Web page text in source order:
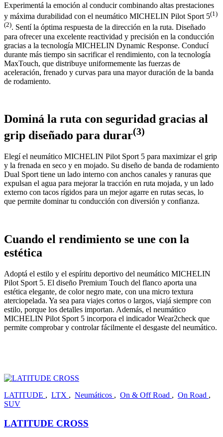
Experimentá la emoción al conducir combinando altas prestaciones
y máxima durabilidad con el neumático MICHELIN Pilot Sport 5(1)
(2). Sentí la óptima respuesta de la dirección en la ruta. Diseñado
para ofrecer una excelente reactividad y precisión en la conducción
gracias a la tecnología MICHELIN Dynamic Response. Conducí
durante más tiempo sin sacrificar el rendimiento, con la tecnología
MaxTouch, que distribuye uniformemente las fuerzas de
aceleración, frenado y curvas para una mayor duración de la banda
de rodamiento.
Dominá la ruta con seguridad gracias al
grip diseñado para durar(3)
Elegí el neumático MICHELIN Pilot Sport 5 para maximizar el grip
y la frenada en seco y en mojado. Su diseño de banda de rodamiento
Dual Sport tiene un lado interno con anchos canales y ranuras que
expulsan el agua para mejorar la tracción en ruta mojada, y un lado
externo con tacos rígidos para un mejor agarre en rutas secas, lo
que permite dominar tu conducción con diversión y confianza.
Cuando el rendimiento se une con la
estética
Adoptá el estilo y el espíritu deportivo del neumático MICHELIN
Pilot Sport 5. El diseño Premium Touch del flanco aporta una
estética elegante, de color negro mate, con una micro textura
aterciopelada. Ya sea para viajes cortos o largos, viajá siempre con
estilo, porque los detalles importan. Además, el neumático
MICHELIN Pilot Sport 5 incorpora el indicador Wear2check que
permite comprobar y controlar fácilmente el desgaste del neumático.
LATITUDE , LTX , Neumáticos , On & Off Road , On Road ,
SUV
LATITUDE CROSS